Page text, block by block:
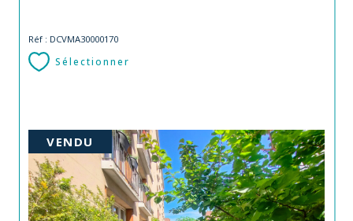
Réf : DCVMA30000170
Sélectionner
VENDU